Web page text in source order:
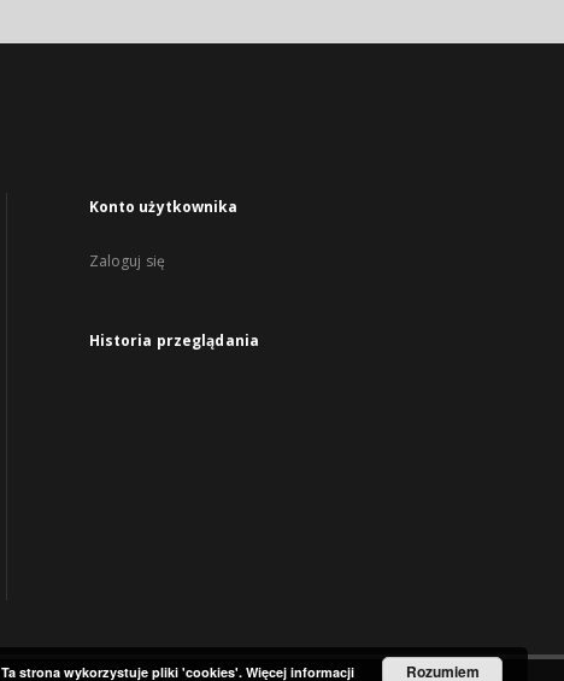
Konto użytkownika
Zaloguj się
Historia przeglądania
Ta strona wykorzystuje pliki 'cookies'. Więcej informacji Rozumiem